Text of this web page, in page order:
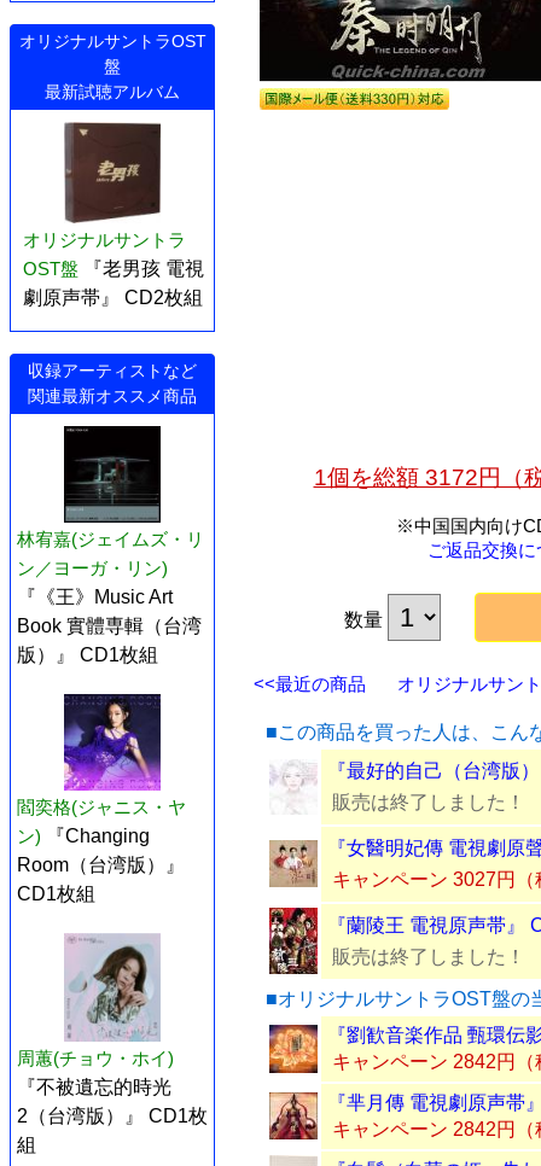
オリジナルサントラOST
盤
最新試聴アルバム
オリジナルサントラ
OST盤
『老男孩 電視
劇原声帯』 CD2枚組
収録アーティストなど
関連最新オススメ商品
林宥嘉(ジェイムズ・リ
ン／ヨーガ・リン)
『《王》Music Art
Book 實體専輯（台湾
版）』 CD1枚組
閻奕格(ジャニス・ヤ
ン)
『Changing
Room（台湾版）』
CD1枚組
周蕙(チョウ・ホイ)
『不被遺忘的時光
2（台湾版）』 CD1枚
組
1個を総額 3172円（
※中国国内向け
ご返品交換
数量
<<最近の商品 オリジナルサン
■この商品を買った人は、こん
『最好的自己（台湾版
販売は終了しました！
『女醫明妃傳 電視劇原
キャンペーン 3027円（
『蘭陵王 電視原声帯』
販売は終了しました！
■オリジナルサントラOST盤の
『劉歓音楽作品 甄環伝
キャンペーン 2842円（
『芈月傳 電視劇原声帯
キャンペーン 2842円（